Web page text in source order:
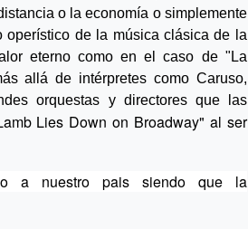
o la economía o simplemente
de la música clásica de la
eterno como en el caso de "La
allá de intérpretes como Caruso,
orquestas y directores que las
Lies Down on Broadway" al ser
a nuestro pais siendo que la